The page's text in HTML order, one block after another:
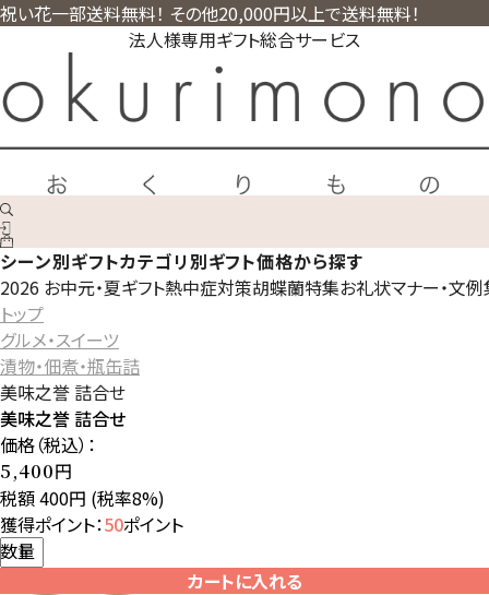
祝い花一部送料無料！ その他20,000円以上で送料無料！
法人様専用ギフト総合サービス
シーン別ギフトカテゴリ別ギフト価格から探す
2026 お中元・夏ギフト熱中症対策胡蝶蘭特集お礼状マナー・文
トップ
グルメ・スイーツ
漬物・佃煮・瓶缶詰
美味之誉 詰合せ
美味之誉 詰合せ
価格（税込）：
5,400円
税額 400円 (税率8%)
獲得ポイント：50ポイント
数量
カートに入れる